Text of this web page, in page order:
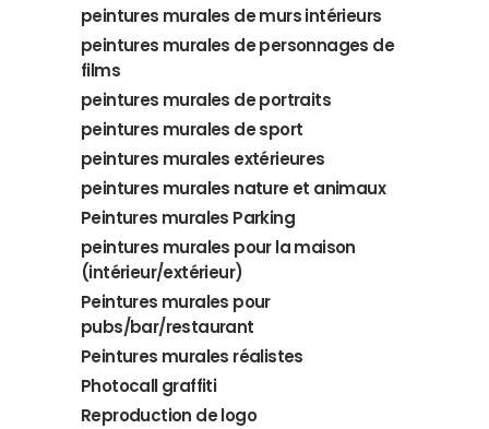
peintures murales de murs intérieurs
peintures murales de personnages de
films
peintures murales de portraits
peintures murales de sport
peintures murales extérieures
peintures murales nature et animaux
Peintures murales Parking
peintures murales pour la maison
(intérieur/extérieur)
Peintures murales pour
pubs/bar/restaurant
Peintures murales réalistes
Photocall graffiti
Reproduction de logo